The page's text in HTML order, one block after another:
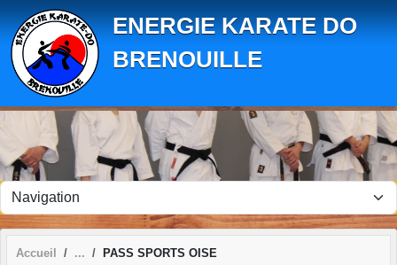
ENERGIE KARATE DO
BRENOUILLE
Accueil PASS SPORTS OISE
Panneau de gestion des cookies